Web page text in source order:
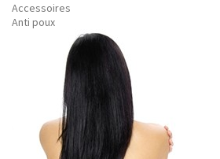
Accessoires
Anti poux